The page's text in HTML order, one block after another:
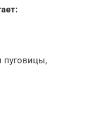
пуговицы,